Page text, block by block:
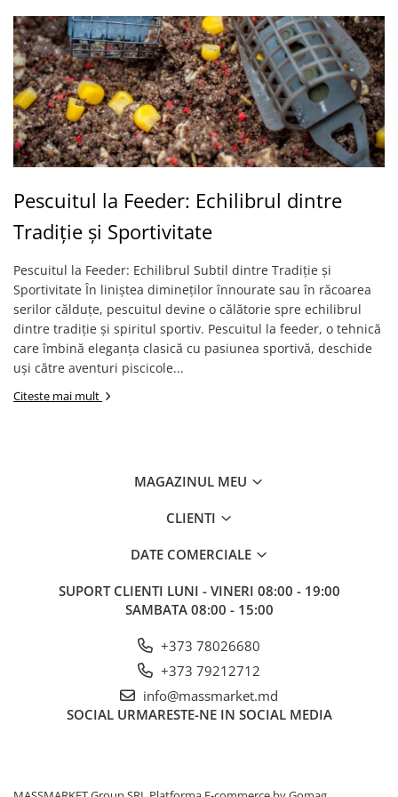
Frigidere
Lanterne
Mese
Paturi
Saci de dormit, saltele, perne
Scaune
Umbrele
Vesela
Imbracaminte
Incaltaminte
Pescuit la Fitofag
Accesorii
Monturi
Pescuitul la Feeder: Echilibrul dintre
Tradiție și Sportivitate
Pescuitul la Feeder: Echilibrul Subtil dintre Tradiție și
Sportivitate În liniștea dimineților înnourate sau în răcoarea
serilor călduțe, pescuitul devine o călătorie spre echilibrul
dintre tradiție și spiritul sportiv. Pescuitul la feeder, o tehnică
care îmbină eleganța clasică cu pasiunea sportivă, deschide
uși către aventuri piscicole...
Citeste mai mult
MAGAZINUL MEU
CLIENTI
DATE COMERCIALE
SUPORT CLIENTI LUNI - VINERI 08:00 - 19:00
SAMBATA 08:00 - 15:00
+373 78026680
+373 79212712
info@massmarket.md
SOCIAL URMARESTE-NE IN SOCIAL MEDIA